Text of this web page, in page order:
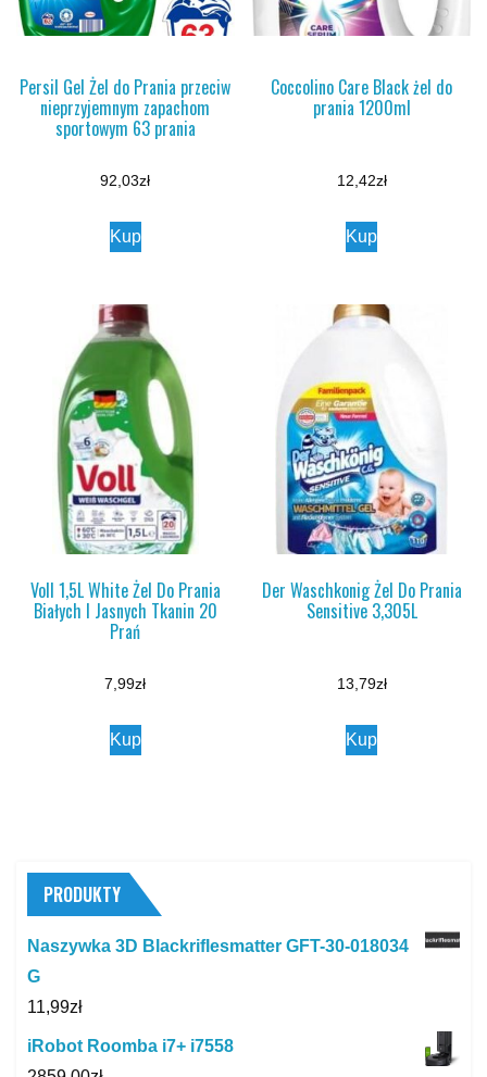
Persil Gel Żel do Prania przeciw
nieprzyjemnym zapachom
sportowym 63 prania
92,03zł
Kup
Coccolino Care Black żel do
prania 1200ml
12,42zł
Kup
Voll 1,5L White Żel Do Prania
Białych I Jasnych Tkanin 20
Prań
7,99zł
Kup
Der Waschkonig Żel Do Prania
Sensitive 3,305L
13,79zł
Kup
PRODUKTY
Naszywka 3D Blackriflesmatter GFT-30-018034
G
11,99zł
iRobot Roomba i7+ i7558